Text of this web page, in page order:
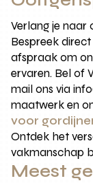
Verlang je
Bespreek
afspraak om
ervaren. Bel of
mail ons via
maatwerk en
voor
Ontdek het
vakmanschap
Meest